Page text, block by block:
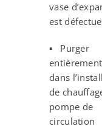
vase
est
▪ Purger
dans
de
pompe de
circulation